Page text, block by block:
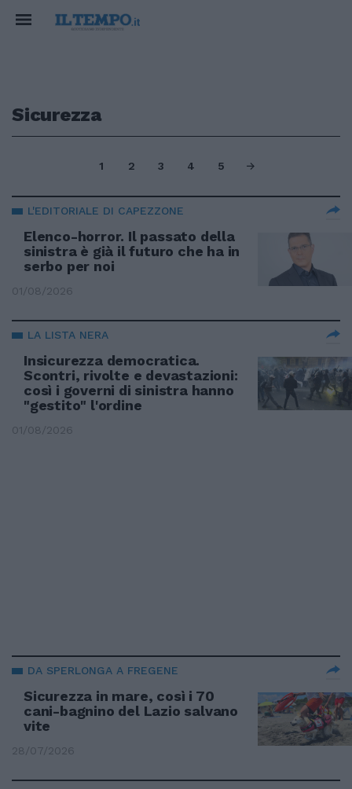
Sicurezza
1 2 3 4 5
L'EDITORIALE DI CAPEZZONE
Elenco-horror. Il passato della
sinistra è già il futuro che ha in
serbo per noi
01/08/2026
LA LISTA NERA
Insicurezza democratica.
Scontri, rivolte e devastazioni:
così i governi di sinistra hanno
"gestito" l'ordine
01/08/2026
DA SPERLONGA A FREGENE
Sicurezza in mare, così i 70
cani-bagnino del Lazio salvano
vite
28/07/2026